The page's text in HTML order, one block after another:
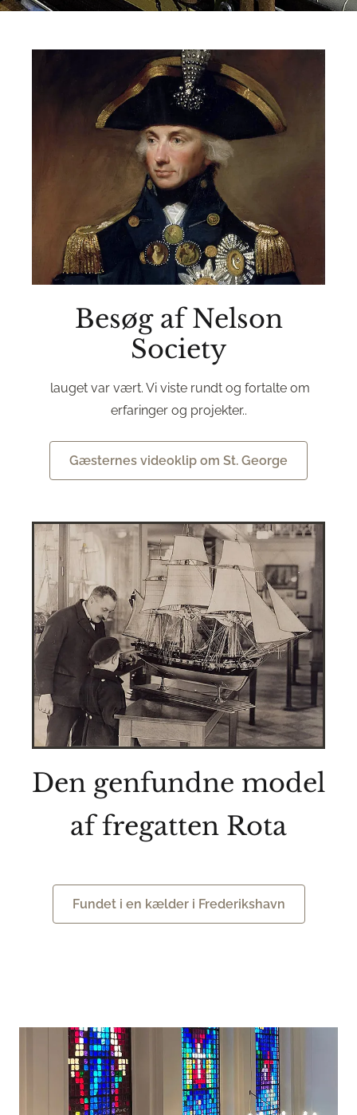
Besøg af Nelson
Society
lauget var vært. Vi viste rundt og fortalte om
erfaringer og projekter..
Gæsternes videoklip om St. George
Den genfundne model
af fregatten Rota
Fundet i en kælder i Frederikshavn